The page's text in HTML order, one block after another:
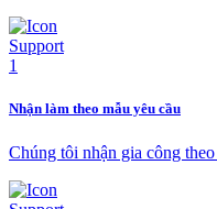
Nhận làm theo mẫu yêu cầu
Chúng tôi nhận gia công